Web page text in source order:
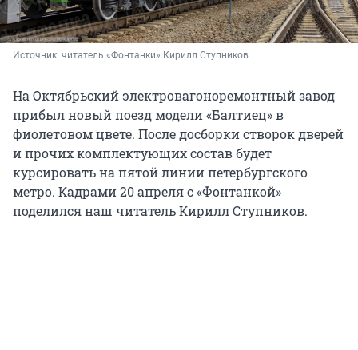
Источник: читатель «Фонтанки» Кирилл Ступников
На Октябрьский электровагоноремонтный завод
прибыл новый поезд модели «Балтиец» в
фиолетовом цвете. После досборки створок дверей
и прочих комплектующих состав будет
курсировать на пятой линии петербургского
метро. Кадрами20 апреляс «Фонтанкой»
поделился наш читатель Кирилл Ступников.